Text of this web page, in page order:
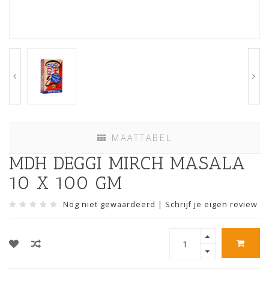
MAATTABEL
MDH DEGGI MIRCH MASALA
10 X 100 GM
Nog niet gewaardeerd | Schrijf je eigen review